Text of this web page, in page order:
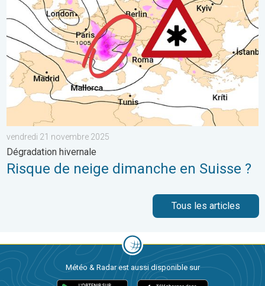
vendredi 21 novembre 2025
Dégradation hivernale
Risque de neige dimanche en Suisse ?
Tous les articles
Météo & Radar est aussi disponible sur